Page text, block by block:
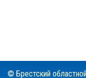
© Брестский